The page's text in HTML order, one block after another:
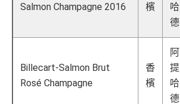
Salmon Champagne 2016
檳
哈
德
Billecart-Salmon Brut
Rosé Champagne
香
檳
阿
提
哈
德